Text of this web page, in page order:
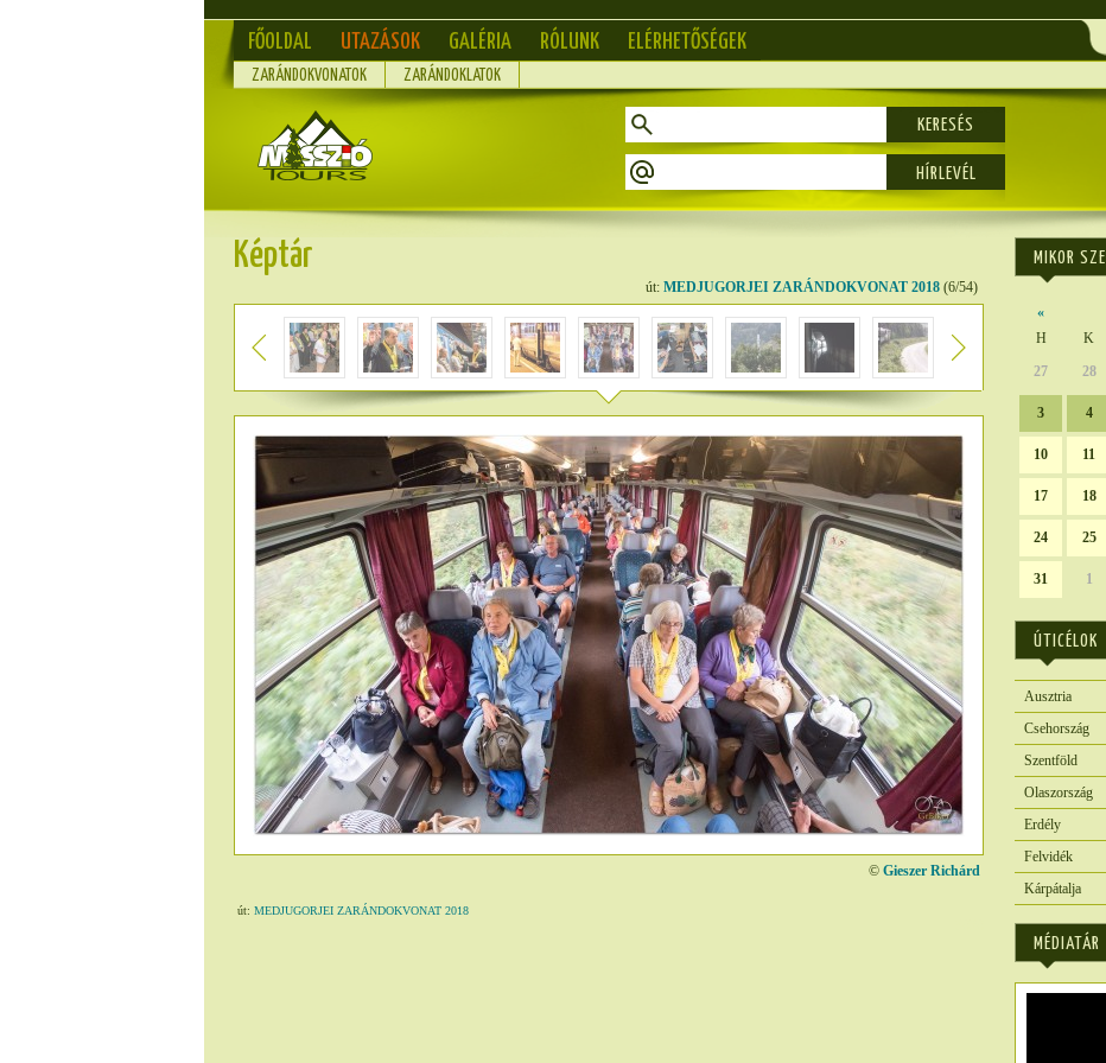
FŐOLDAL UTAZÁSOK GALÉRIA RÓLUNK ELÉRHETŐSÉGEK
ZARÁNDOKVONATOK ZARÁNDOKLATOK
KERESÉS
Képtár
út: MEDJUGORJEI ZARÁNDOKVONAT 2018 (6/54)
© Gieszer Richárd
út: MEDJUGORJEI ZARÁNDOKVONAT 2018
MIKOR
«
H
K
27
28
3 4
10 11
17 18
24 25
31 1
ÚTICÉLOK
Ausztria
Csehország
Szentföld
Olaszország
Erdély
Felvidék
Kárpátalja
MÉDIATÁR